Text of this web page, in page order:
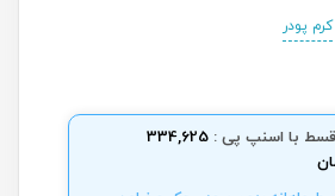
کرم پودر
با اسنپ پی : 334,625